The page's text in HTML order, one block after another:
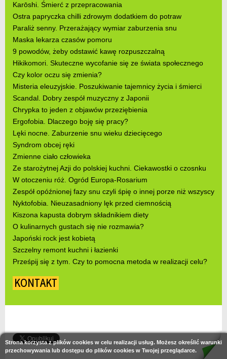
Karōshi. Śmierć z przepracowania
Ostra papryczka chilli zdrowym dodatkiem do potraw
Paraliż senny. Przerażający wymiar zaburzenia snu
Maska lekarza czasów pomoru
9 powodów, żeby odstawić kawę rozpuszczalną
Hikikomori. Skuteczne wycofanie się ze świata społecznego
Czy kolor oczu się zmienia?
Misteria eleuzyjskie. Poszukiwanie tajemnicy życia i śmierci
Scandal. Dobry zespół muzyczny z Japonii
Chrypka to jeden z objawów przeziębienia
Ergofobia. Dlaczego boję się pracy?
Lęki nocne. Zaburzenie snu wieku dziecięcego
Syndrom obcej ręki
Zmienne ciało człowieka
Ze starożytnej Azji do polskiej kuchni. Ciekawostki o czosnku
W otoczeniu róż. Ogród Europa-Rosarium
Zespół opóźnionej fazy snu czyli śpię o innej porze niż wszyscy
Nyktofobia. Nieuzasadniony lęk przed ciemnością
Kiszona kapusta dobrym składnikiem diety
O kulinarnych gustach się nie rozmawia?
Japoński rock jest kobietą
Szczelny remont kuchni i łazienki
Prześpij się z tym. Czy to pomocna metoda w realizacji celu?
KONTAKT
Strona korzysta z plików cookies w celu realizacji usług. Możesz określić warunki
przechowywania lub dostępu do plików cookies w Twojej przeglądarce.